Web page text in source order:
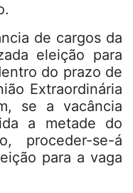
de cargos da
eleição para
do prazo de
Extraordinária
se a vacância
a metade do
proceder-se-á
para a vaga